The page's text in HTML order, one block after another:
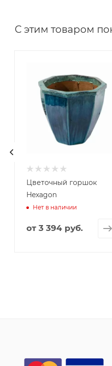
С этим товаром
Цветочный горшок
Hexagon
Нет в наличии
от 3 394 руб.